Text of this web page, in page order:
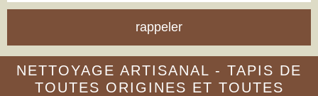
NETTOYAGE ARTISANAL - TAPIS DE
TOUTES ORIGINES ET TOUTES